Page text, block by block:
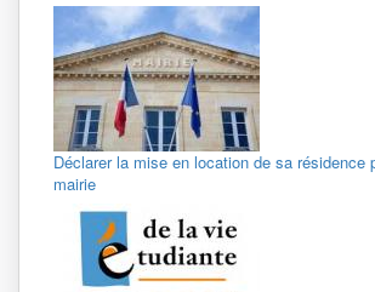
Déclarer la mise en location de sa résidence
mairie